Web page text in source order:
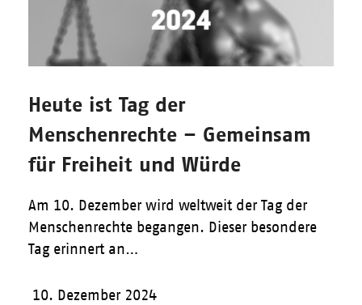
Heute ist Tag der
Menschenrechte – Gemeinsam
für Freiheit und Würde
Am 10. Dezember wird weltweit der Tag der
Menschenrechte begangen. Dieser besondere
Tag erinnert an…
10. Dezember 2024